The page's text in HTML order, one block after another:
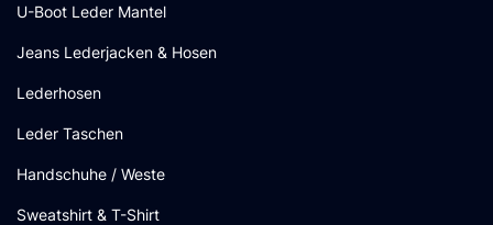
U-Boot Leder Mantel
Jeans Lederjacken & Hosen
Lederhosen
Leder Taschen
Handschuhe / Weste
Sweatshirt & T-Shirt